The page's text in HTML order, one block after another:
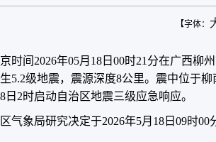
【字体：
时间2026年05月18日00时21分在广西柳
5.2级地震，震源深度8公里。震中位于柳
2时启动自治区地震三级应急响应。
气象局研究决定于2026年5月18日09时00